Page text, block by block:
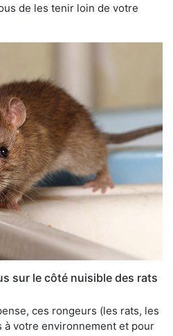
de les tenir loin de votre
sur le côté nuisible des rats
ces rongeurs (les rats, les
à votre environnement et pour